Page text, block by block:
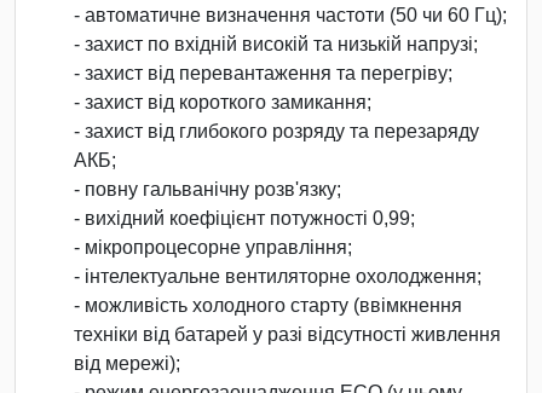
- автоматичне визначення частоти (50 чи 60 Гц);
- захист по вхідній високій та низькій напрузі;
- захист від перевантаження та перегріву;
- захист від короткого замикання;
- захист від глибокого розряду та перезаряду
АКБ;
- повну гальванічну розв'язку;
- вихідний коефіцієнт потужності 0,99;
- мікропроцесорне управління;
- інтелектуальне вентиляторне охолодження;
- можливість холодного старту (ввімкнення
техніки від батарей у разі відсутності живлення
від мережі);